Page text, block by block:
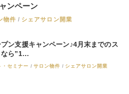
ンペーン
物件 シェアサロン開業
ン支援キャンペーン♪4月末までのス
なら”1…
・セミナー サロン物件 シェアサロン開業